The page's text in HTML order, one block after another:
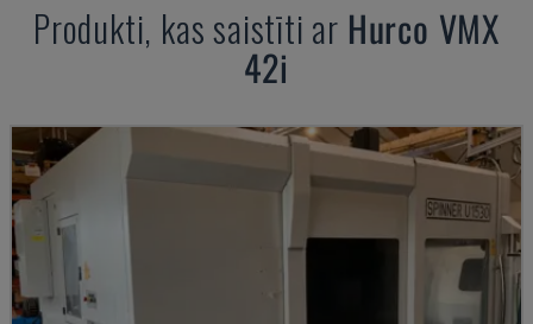
Produkti, kas saistīti ar Hurco VMX
42i